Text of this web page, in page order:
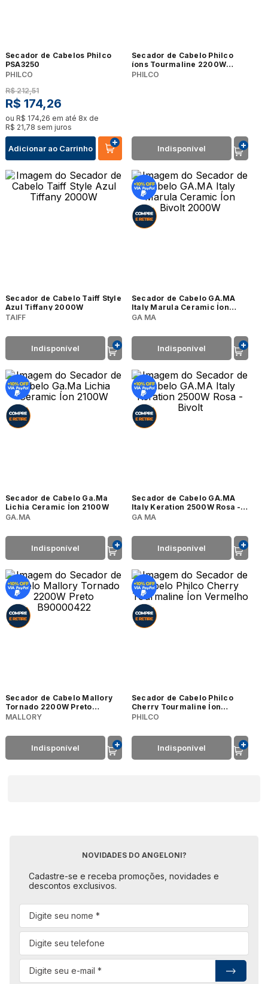
Secador de Cabelos Philco
PSA3250
PHILCO
R$ 212,51
R$ 174,26
ou R$ 174,26 em até 8x de
R$ 21,78 sem juros
Adicionar ao Carrinho
Secador de Cabelo Philco
íons Tourmaline 2200W
Preto com Dourado Bivolt
PHILCO
Indisponível
Secador de Cabelo Taiff Style
Azul Tiffany 2000W
TAIFF
Indisponível
Secador de Cabelo GA.MA
Italy Marula Ceramic Íon
Bivolt 2000W
GA MA
Indisponível
Secador de Cabelo Ga.Ma
Lichia Ceramic Íon 2100W
GA.MA
Indisponível
Secador de Cabelo GA.MA
Italy Keration 2500W Rosa -
Bivolt
GA MA
Indisponível
Secador de Cabelo Mallory
Tornado 2200W Preto
B90000422
MALLORY
Indisponível
Secador de Cabelo Philco
Cherry Tourmaline Íon
Vermelho
PHILCO
Indisponível
NOVIDADES DO ANGELONI?
Cadastre-se e receba promoções, novidades e
descontos exclusivos.